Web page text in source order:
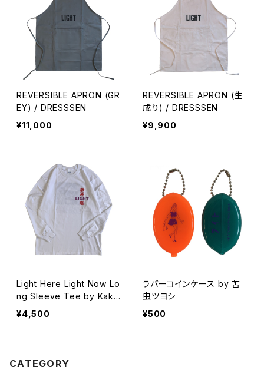
REVERSIBLE APRON (GR
EY) / DRESSSEN
¥11,000
REVERSIBLE APRON (生
成り) / DRESSSEN
¥9,900
Light Here Light Now Lo
ng Sleeve Tee by Kaku
ozan Lardar
¥4,500
ラバーコインケース by 苦
虫ツヨシ
¥500
CATEGORY